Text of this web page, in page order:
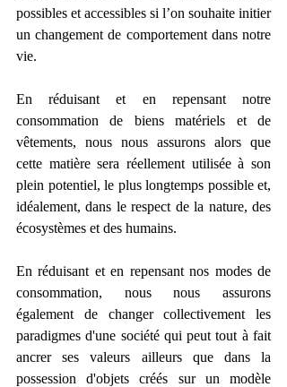
possibles et accessibles si l’on souhaite initier
un changement de comportement dans notre
vie.
En réduisant et en repensant notre
consommation de biens matériels et de
vêtements, nous nous assurons alors que
cette matière sera réellement utilisée à son
plein potentiel, le plus longtemps possible et,
idéalement, dans le respect de la nature, des
écosystèmes et des humains.
En réduisant et en repensant nos modes de
consommation, nous nous assurons
également de changer collectivement les
paradigmes d'une société qui peut tout à fait
ancrer ses valeurs ailleurs que dans la
possession d'objets créés sur un modèle